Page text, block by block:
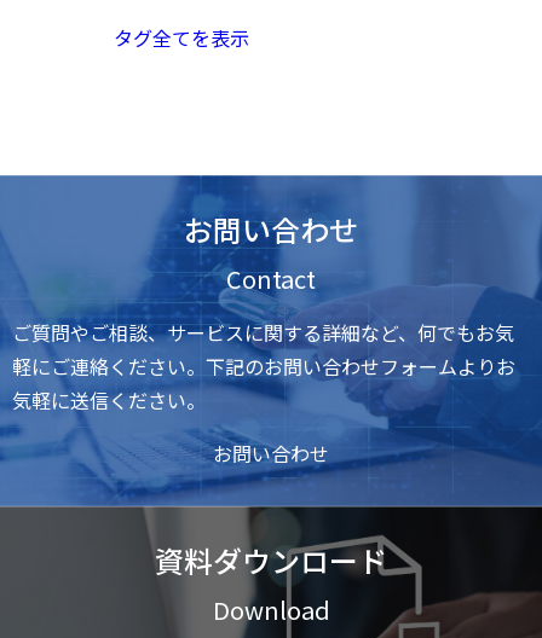
タグ全てを表示
お問い合わせ
Contact
ご質問やご相談、サービスに関する詳細など、何でもお気
軽にご連絡ください。下記のお問い合わせフォームよりお
気軽に送信ください。
お問い合わせ
資料ダウンロード
Download